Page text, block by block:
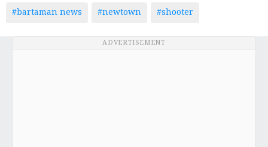
#bartaman news
#newtown #shooter
ADVERTISEMENT